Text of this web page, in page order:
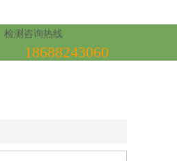
18688243060
检测咨询热线